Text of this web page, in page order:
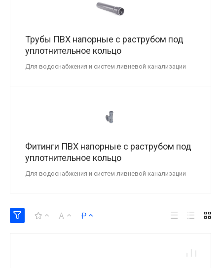
Трубы ПВХ напорные с раструбом под
уплотнительное кольцо
Для водоснабжения и систем ливневой канализации
Фитинги ПВХ напорные с раструбом под
уплотнительное кольцо
Для водоснабжения и систем ливневой канализации